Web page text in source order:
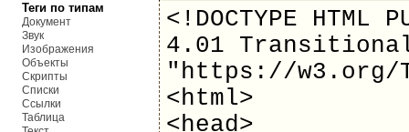
Теги по типам
Документ
Звук
Изображения
Объекты
Скрипты
Списки
Ссылки
Таблица
<!DOCTYPE HTML
4.01
"https://w3.org/
<html>
<head>